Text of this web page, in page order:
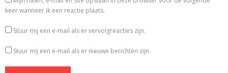
keer wanneer ik een reactie plaats.
Stuur mij een e-mail als er vervolgreacties zijn.
Stuur mij een e-mail als er nieuwe berichten zijn.